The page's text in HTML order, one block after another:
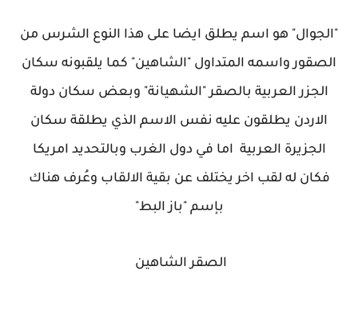
"الجوال" هو اسم يطلق ايضا على هذا النوع الشرس من
الصقور واسمه المتداول "الشاهين" كما يلقبونه سكان
الجزر العربية بالصقر "الشهيانة" وبعض سكان دولة
الاردن يطلقون عليه نفس الاسم الذي يطلقة سكان
الجزيرة العربية اما في دول الغرب وبالتحديد امريكا
فكان له لقب اخر يختلف عن بقية الالقاب وعُرف هناك
بإسم "باز البط"
الصقر الشاهين